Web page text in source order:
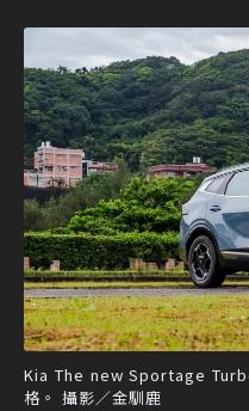
Kia The new Sportage
格。 攝影／金馴鹿